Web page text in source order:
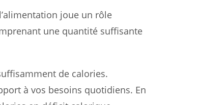
joue un rôle
une quantité suffisante
de calories.
à vos besoins quotidiens. En